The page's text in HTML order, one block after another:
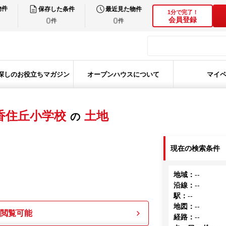
件 保存した条件
0件
最近見た物件
0件
1分で完了！
会員登録
しのお役立ちマガジン オープンハウスについて マイ
住丘小学校 の 土地
覧可能
現在の検索条件
地域 ：--
沿線 ：--
駅 ：--
地図 ：--
経路 ：--